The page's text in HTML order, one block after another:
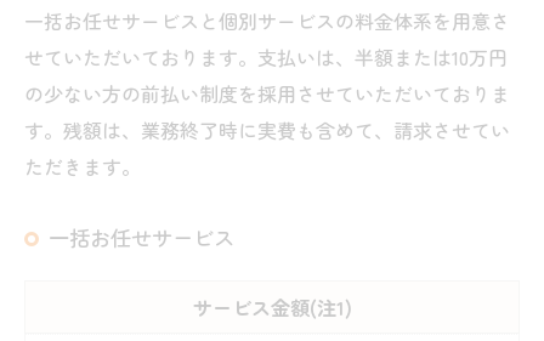
一括お任せサービスと個別サービスの料金体系を用意さ
せていただいております。支払いは、半額または10万円
の少ない方の前払い制度を採用させていただいておりま
す。残額は、業務終了時に実費も含めて、請求させてい
ただきます。
一括お任せサービス
サービス金額(注1)